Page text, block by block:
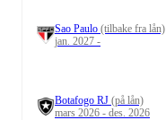
Sao Paulo (tilbake fra lån)
jan. 2027 -
Botafogo RJ (på lån)
mars 2026 - des. 2026